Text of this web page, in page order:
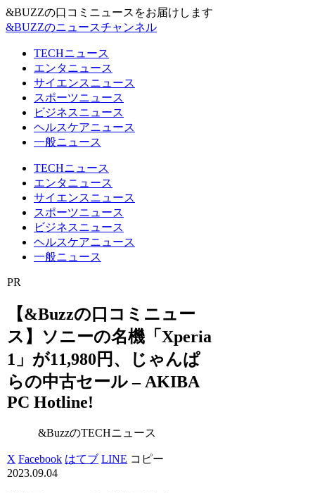
&BUZZの口コミニュースをお届けします
&BUZZのニュースチャンネル
TECHニュース
エンタニュース
サイエンスニュース
スポーツニュース
ビジネスニュース
ヘルスケアニュース
一般ニュース
TECHニュース
エンタニュース
サイエンスニュース
スポーツニュース
ビジネスニュース
ヘルスケアニュース
一般ニュース
PR
【&Buzzの口コミニュー
ス】ソニーの名機「Xperia
1」が11,980円、じゃんぱ
らの中古セール – AKIBA
PC Hotline!
&BuzzのTECHニュース
X Facebook はてブ LINE コピー
2023.09.04